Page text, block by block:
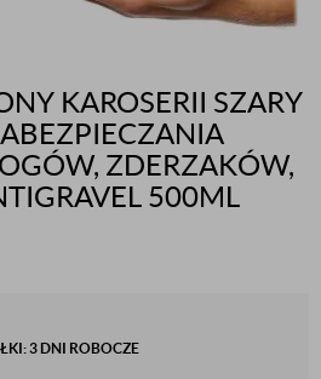
KAROSERII SZARY
ZDERZAKÓW,
500ML
3 DNI ROBOCZE